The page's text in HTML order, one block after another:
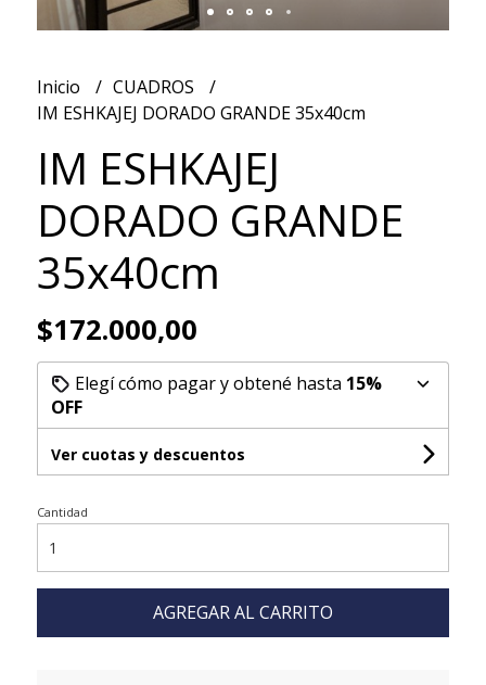
Inicio
CUADROS
IM ESHKAJEJ DORADO GRANDE 35x40cm
IM ESHKAJEJ
DORADO GRANDE
35x40cm
$172.000,00
Elegí cómo pagar y obtené hasta 15%
OFF
Ver cuotas y descuentos
Cantidad
AGREGAR AL CARRITO